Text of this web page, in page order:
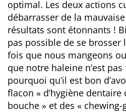
optimal. Les deux actions
débarrasser de la
résultats sont étonnants !
pas possible de se brosser
fois que nous mangeons
que notre haleine n’est pas
pourquoi qu’il est bon
flacon « d’hygiène
bouche » et des « chewing-